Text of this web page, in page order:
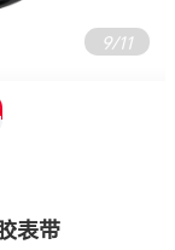
10/11
表带